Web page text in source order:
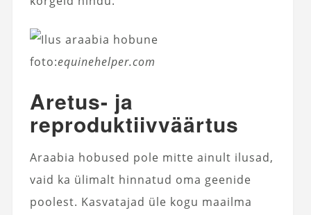
foto:equinehelper.com
Aretus- ja
reproduktiivväärtus
Araabia hobused pole mitte ainult ilusad,
vaid ka ülimalt hinnatud oma geenide
poolest. Kasvatajad üle kogu maailma